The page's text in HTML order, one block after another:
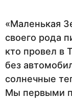
«Маленькая
своего рода
кто провел в
без
солнечные
Мы первыми